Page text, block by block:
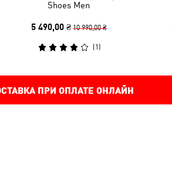
Shoes Men
5 490,00 ₴ 10 990,00 ₴
(1 )
ПРИ ОПЛАТЕ ОНЛАЙН